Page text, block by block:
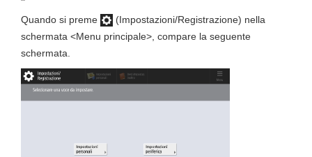
Quando si preme
(Impostazioni/Registrazione) nella
schermata <Menu principale>, compare la seguente
schermata.